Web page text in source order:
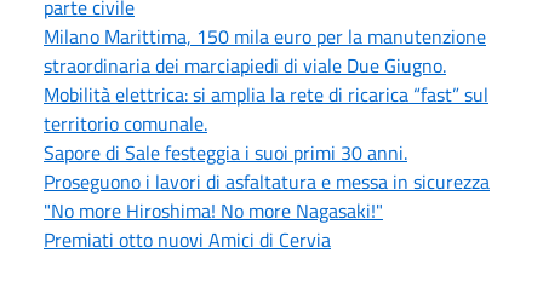
parte civile
Milano Marittima, 150 mila euro per la manutenzione
straordinaria dei marciapiedi di viale Due Giugno.
Mobilità elettrica: si amplia la rete di ricarica “fast” sul
territorio comunale.
Sapore di Sale festeggia i suoi primi 30 anni.
Proseguono i lavori di asfaltatura e messa in sicurezza
"No more Hiroshima! No more Nagasaki!"
Premiati otto nuovi Amici di Cervia